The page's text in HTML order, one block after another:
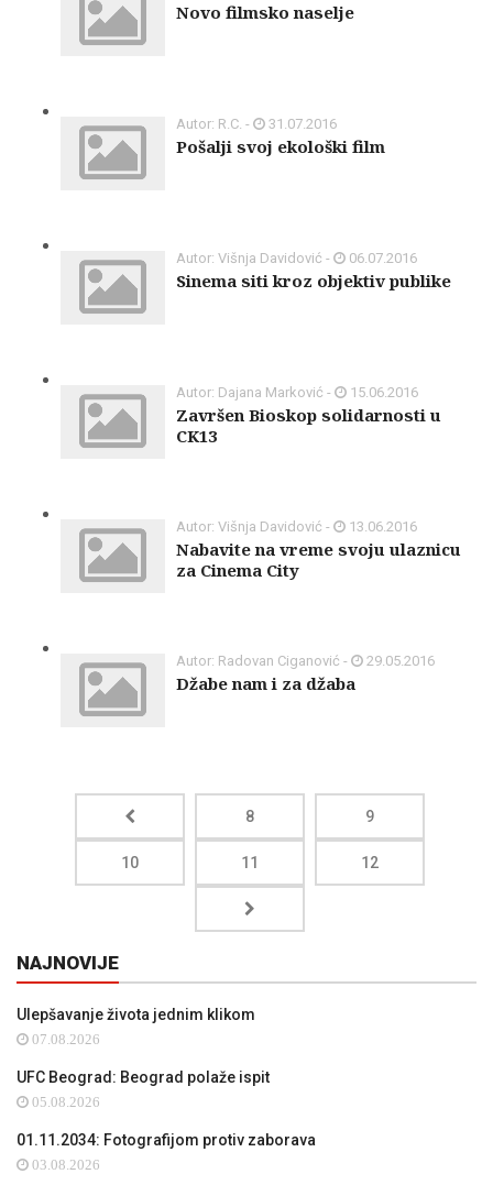
Novo filmsko naselje
Autor: R.C. - 31.07.2016
Pošalji svoj ekološki film
Autor: Višnja Davidović - 06.07.2016
Sinema siti kroz objektiv publike
Autor: Dajana Marković - 15.06.2016
Završen Bioskop solidarnosti u
CK13
Autor: Višnja Davidović - 13.06.2016
Nabavite na vreme svoju ulaznicu
za Cinema City
Autor: Radovan Ciganović - 29.05.2016
Džabe nam i za džaba
8 9
10 11 12
NAJNOVIJE
Ulepšavanje života jednim klikom
07.08.2026
UFC Beograd: Beograd polaže ispit
05.08.2026
01.11.2034: Fotografijom protiv zaborava
03.08.2026